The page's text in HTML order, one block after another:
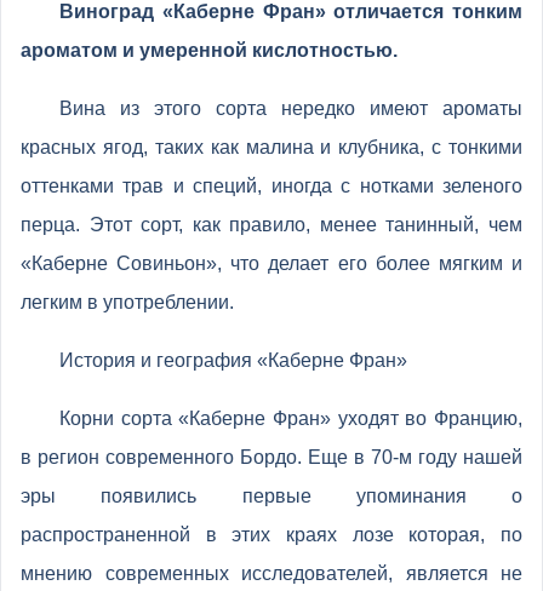
Виноград «Каберне Фран» отличается тонким
ароматом и умеренной кислотностью.
Вина из этого сорта нередко имеют ароматы
красных ягод, таких как малина и клубника, с тонкими
оттенками трав и специй, иногда с нотками зеленого
перца. Этот сорт, как правило, менее танинный, чем
«Каберне Совиньон», что делает его более мягким и
легким в употреблении.
История и география «Каберне Фран»
Корни сорта «Каберне Фран» уходят во Францию,
в регион современного Бордо. Еще в 70-м году нашей
эры появились первые упоминания о
распространенной в этих краях лозе которая, по
мнению современных исследователей, является не